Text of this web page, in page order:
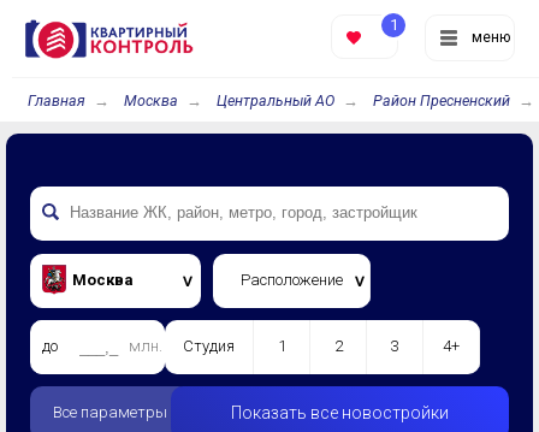
меню
1
Главная Москва Центральный АО Район Пресненский
Москва Расположение
до млн. Студия 1 2 3 4+
Все параметры Показать все новостройки